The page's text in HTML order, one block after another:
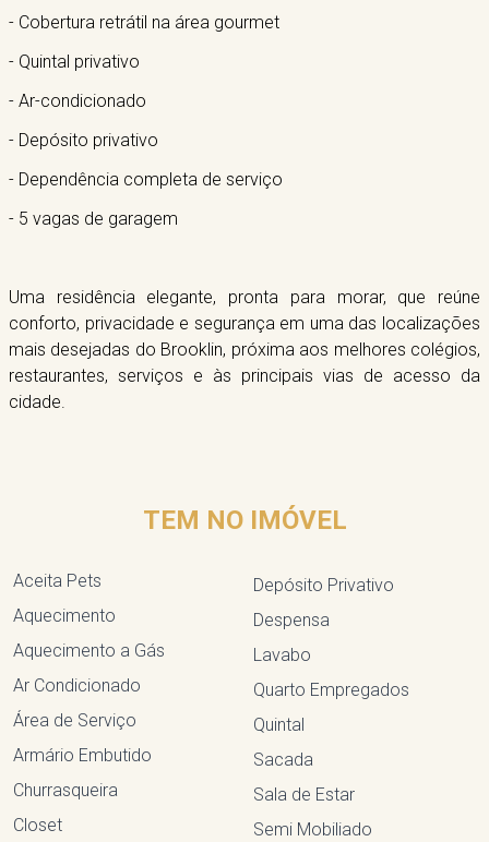
- Cobertura retrátil na área gourmet
- Quintal privativo
- Ar-condicionado
- Depósito privativo
- Dependência completa de serviço
- 5 vagas de garagem
Uma residência elegante, pronta para morar, que reúne
conforto, privacidade e segurança em uma das localizações
mais desejadas do Brooklin, próxima aos melhores colégios,
restaurantes, serviços e às principais vias de acesso da
cidade.
TEM NO IMÓVEL
Aceita Pets
Aquecimento
Aquecimento a Gás
Ar Condicionado
Área de Serviço
Armário Embutido
Churrasqueira
Closet
Depósito Privativo
Despensa
Lavabo
Quarto Empregados
Quintal
Sacada
Sala de Estar
Semi Mobiliado